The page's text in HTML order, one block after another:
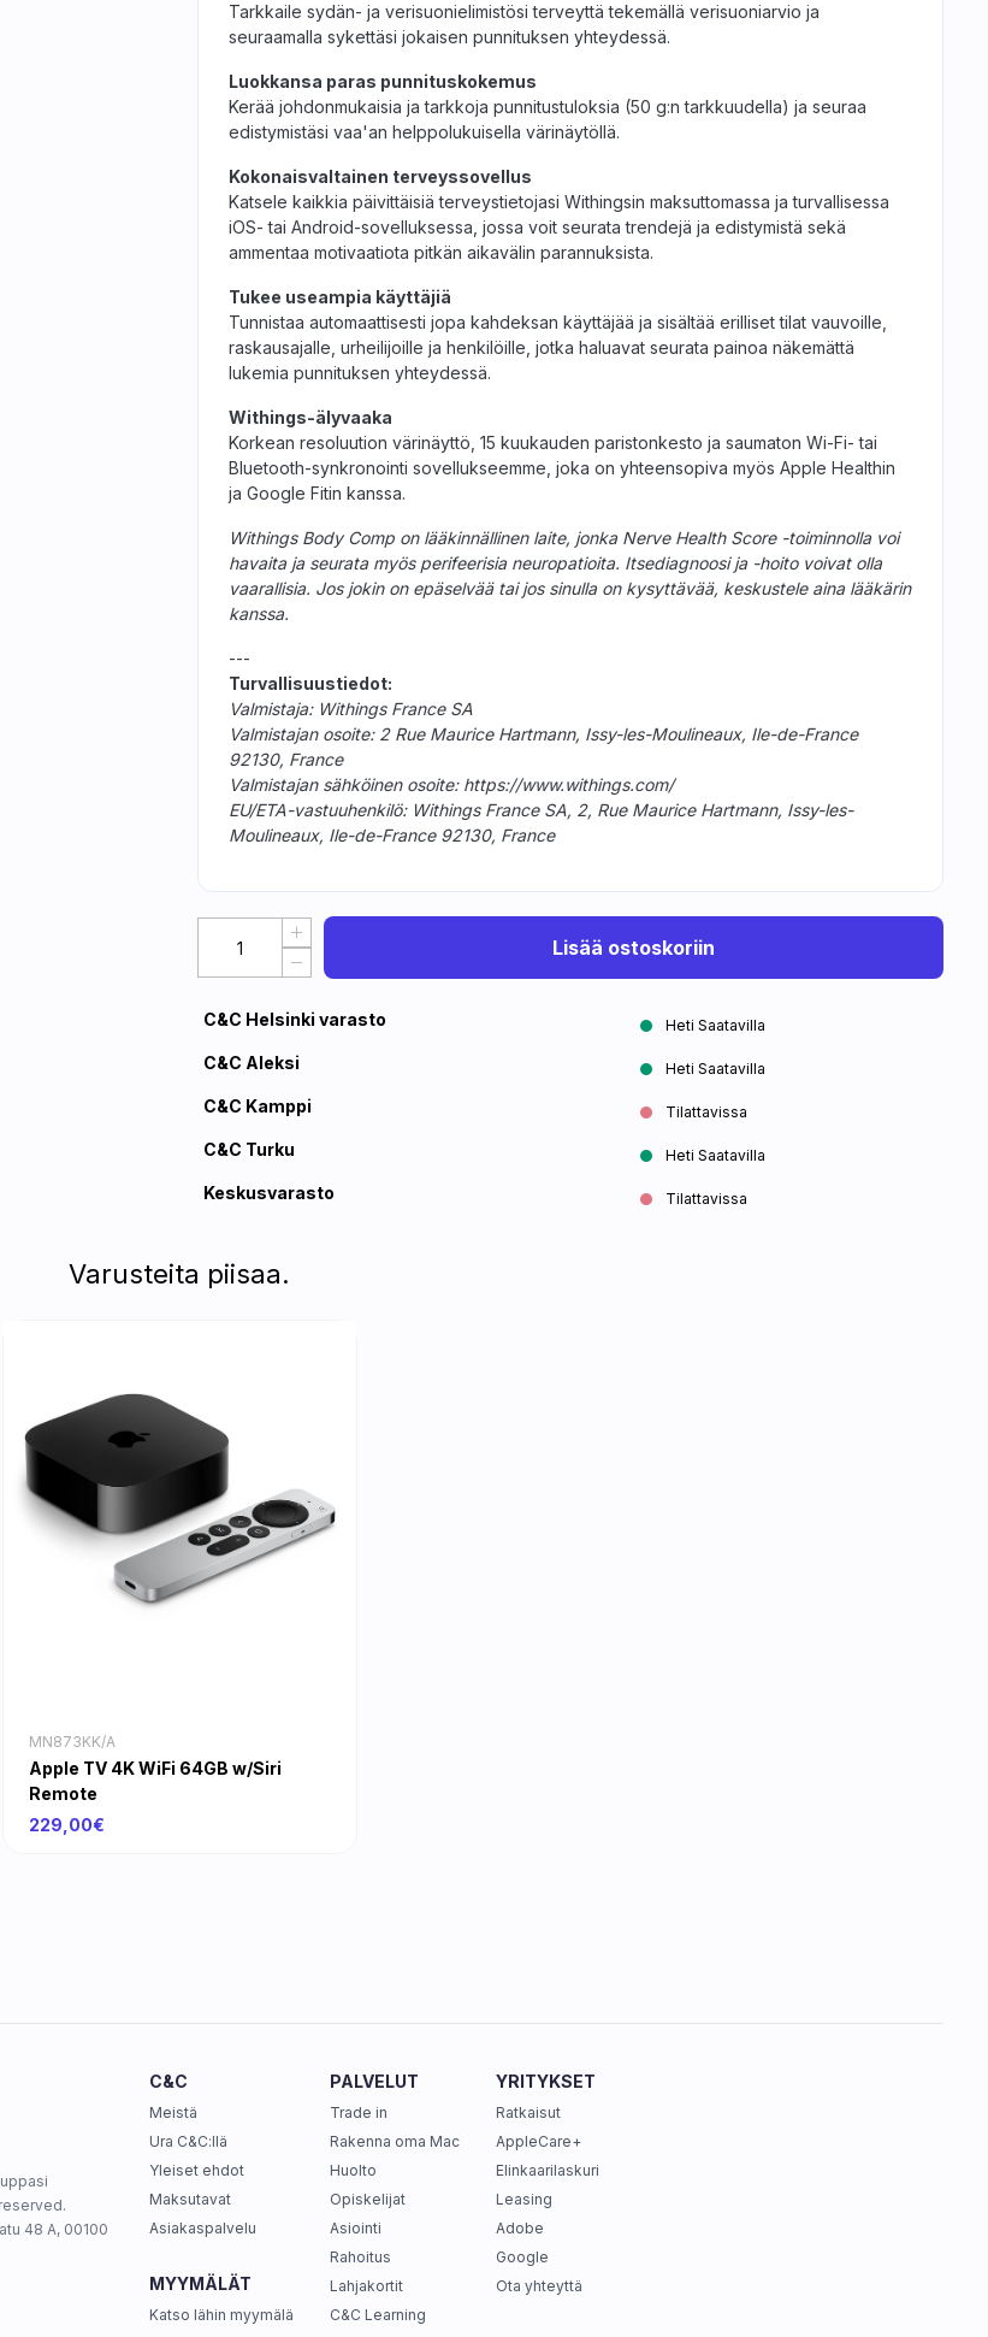
Tarkkaile sydän- ja verisuonielimistösi terveyttä tekemällä verisuoniarvio ja
seuraamalla sykettäsi jokaisen punnituksen yhteydessä.
Luokkansa paras punnituskokemus
Kerää johdonmukaisia ja tarkkoja punnitustuloksia (50 g:n tarkkuudella) ja seuraa
edistymistäsi vaa'an helppolukuisella värinäytöllä.
Kokonaisvaltainen terveyssovellus
Katsele kaikkia päivittäisiä terveystietojasi Withingsin maksuttomassa ja turvallisessa
iOS- tai Android-sovelluksessa, jossa voit seurata trendejä ja edistymistä sekä
ammentaa motivaatiota pitkän aikavälin parannuksista.
Tukee useampia käyttäjiä
Tunnistaa automaattisesti jopa kahdeksan käyttäjää ja sisältää erilliset tilat vauvoille,
raskausajalle, urheilijoille ja henkilöille, jotka haluavat seurata painoa näkemättä
lukemia punnituksen yhteydessä.
Withings-älyvaaka
Korkean resoluution värinäyttö, 15 kuukauden paristonkesto ja saumaton Wi-Fi- tai
Bluetooth-synkronointi sovellukseemme, joka on yhteensopiva myös Apple Healthin
ja Google Fitin kanssa.
Withings Body Comp on lääkinnällinen laite, jonka Nerve Health Score -toiminnolla voi
havaita ja seurata myös perifeerisia neuropatioita. Itsediagnoosi ja -hoito voivat olla
vaarallisia. Jos jokin on epäselvää tai jos sinulla on kysyttävää, keskustele aina lääkärin
kanssa.
---
Turvallisuustiedot:
Valmistaja: Withings France SA
Valmistajan osoite: 2 Rue Maurice Hartmann, Issy-les-Moulineaux, Ile-de-France
92130, France
Valmistajan sähköinen osoite: https://www.withings.com/
EU/ETA-vastuuhenkilö: Withings France SA, 2, Rue Maurice Hartmann, Issy-les-
Moulineaux, Ile-de-France 92130, France
Lisää ostoskoriin
C&C Helsinki varasto Heti Saatavilla
C&C Aleksi Heti Saatavilla
C&C Kamppi Tilattavissa
C&C Turku Heti Saatavilla
Keskusvarasto Tilattavissa
Varusteita piisaa.
MN873KK/A
Apple TV 4K WiFi 64GB w/Siri
Remote
229,00€
48 A, 00100
C&C
Meistä
Ura C&C:llä
Yleiset ehdot
Maksutavat
Asiakaspalvelu
MYYMÄLÄT
Katso lähin myymälä
PALVELUT
Trade in
Rakenna oma Mac
Huolto
Opiskelijat
Asiointi
Rahoitus
Lahjakortit
C&C Learning
YRITYKSET
Ratkaisut
AppleCare+
Elinkaarilaskuri
Leasing
Adobe
Google
Ota yhteyttä